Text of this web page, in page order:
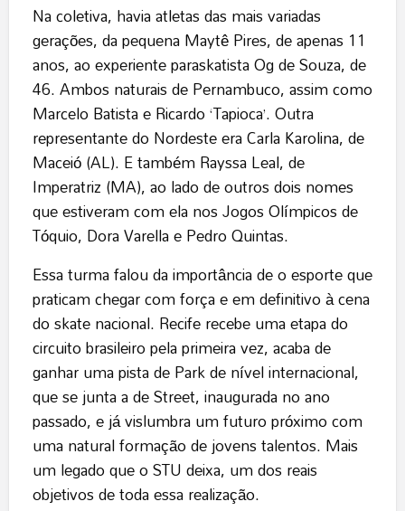
Na coletiva, havia atletas das mais variadas
gerações, da pequena Maytê Pires, de apenas 11
anos, ao experiente paraskatista Og de Souza, de
46. Ambos naturais de Pernambuco, assim como
Marcelo Batista e Ricardo ‘Tapioca’. Outra
representante do Nordeste era Carla Karolina, de
Maceió (AL). E também Rayssa Leal, de
Imperatriz (MA), ao lado de outros dois nomes
que estiveram com ela nos Jogos Olímpicos de
Tóquio, Dora Varella e Pedro Quintas.
Essa turma falou da importância de o esporte que
praticam chegar com força e em definitivo à cena
do skate nacional. Recife recebe uma etapa do
circuito brasileiro pela primeira vez, acaba de
ganhar uma pista de Park de nível internacional,
que se junta a de Street, inaugurada no ano
passado, e já vislumbra um futuro próximo com
uma natural formação de jovens talentos. Mais
um legado que o STU deixa, um dos reais
objetivos de toda essa realização.